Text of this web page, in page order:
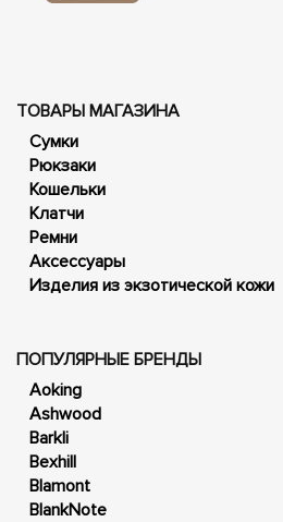
ТОВАРЫ МАГАЗИНА
Сумки
Рюкзаки
Кошельки
Клатчи
Ремни
Аксессуары
Изделия из экзотической кожи
ПОПУЛЯРНЫЕ БРЕНДЫ
Aoking
Ashwood
Barkli
Bexhill
Blamont
BlankNote